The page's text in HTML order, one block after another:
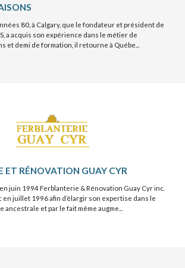
80, à Calgary, que le fondateur et président de
a acquis son expérience dans le métier de
et demi de formation, il retourne à Québe...
ET RÉNOVATION GUAY CYR
juin 1994 Ferblanterie & Rénovation Guay Cyr inc.
en juillet 1996 afin d’élargir son expertise dans le
et par le fait même augme...